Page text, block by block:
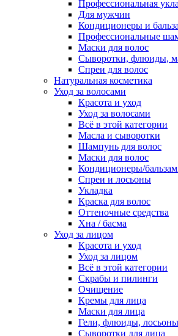
Профессиональная
Для мужчин
Кондиционеры и
Профессиональные
Маски для волос
Сыворотки, флюиды,
Спреи для волос
Натуральная косметика
Уход за волосами
Красота и уход
Уход за волосами
Всё в этой категории
Масла и сыворотки
Шампунь для волос
Маски для волос
Кондиционеры/
Спреи и лосьоны
Укладка
Краска для волос
Оттеночные средства
Хна / басма
Уход за лицом
Красота и уход
Уход за лицом
Всё в этой категории
Скрабы и пилинги
Очищение
Кремы для лица
Маски для лица
Гели, флюиды, лосьоны
Сыворотки для лица